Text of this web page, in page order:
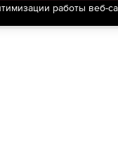
работы веб-